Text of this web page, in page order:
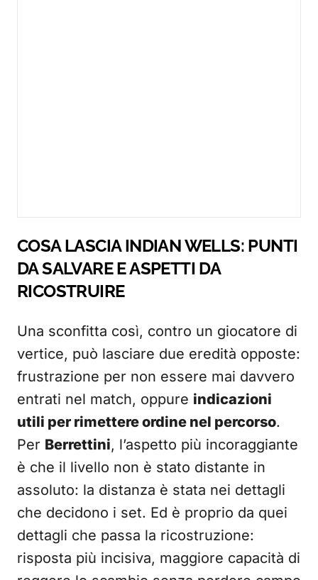
COSA LASCIA INDIAN WELLS: PUNTI
DA SALVARE E ASPETTI DA
RICOSTRUIRE
Una sconfitta così, contro un giocatore di
vertice, può lasciare due eredità opposte:
frustrazione per non essere mai davvero
entrati nel match, oppure indicazioni
utili per rimettere ordine nel percorso.
Per Berrettini, l’aspetto più incoraggiante
è che il livello non è stato distante in
assoluto: la distanza è stata nei dettagli
che decidono i set. Ed è proprio da quei
dettagli che passa la ricostruzione:
risposta più incisiva, maggiore capacità di